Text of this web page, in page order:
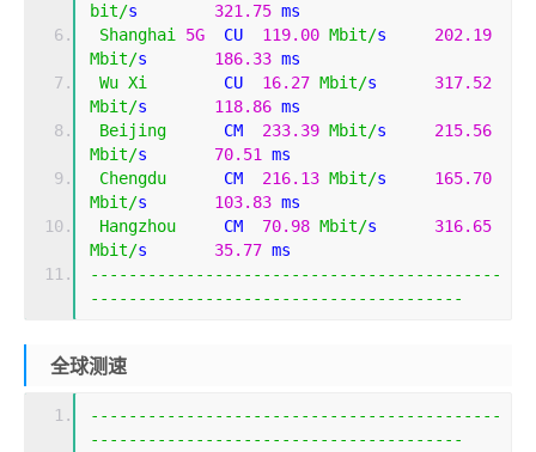
bit/s 321.75
Shanghai 5G
  CU
119.00 Mbit/s 202.19
Mbit/s 186.33
Wu Xi
        CU
16.27 Mbit/s 317.52
Mbit/s 118.86
Beijing
      CM
233.39 Mbit/s 215.56
Mbit/s 70.51
Chengdu
      CM
216.13 Mbit/s 165.70
Mbit/s 103.83
Hangzhou
     CM
70.98 Mbit/s 316.65
Mbit/s 35.77
-------------------------------------------
---------------------------------------
全球测速
-------------------------------------------
---------------------------------------